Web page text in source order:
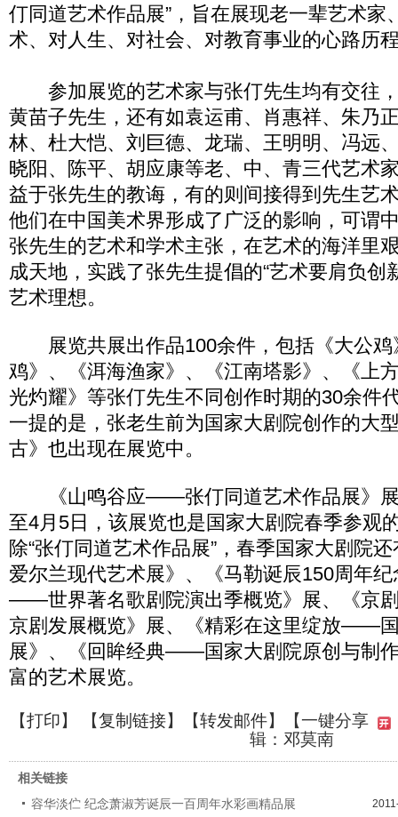
仃同道艺术作品展”，旨在展现老一辈艺术家
术、对人生、对社会、对教育事业的心路历
参加展览的艺术家与张仃先生均有交往
黄苗子先生，还有如袁运甫、肖惠祥、朱乃
林、杜大恺、刘巨德、龙瑞、王明明、冯远
晓阳、陈平、胡应康等老、中、青三代艺术
益于张先生的教诲，有的则间接得到先生艺
他们在中国美术界形成了广泛的影响，可谓
张先生的艺术和学术主张，在艺术的海洋里
成天地，实践了张先生提倡的“艺术要肩负创
艺术理想。
展览共展出作品100余件，包括《大公鸡
鸡》、《洱海渔家》、《江南塔影》、《上
光灼耀》等张仃先生不同创作时期的30余件
一提的是，张老生前为国家大剧院创作的大
古》也出现在展览中。
《山鸣谷应——张仃同道艺术作品展》展
至4月5日，该展览也是国家大剧院春季参观
除“张仃同道艺术作品展”，春季国家大剧院
爱尔兰现代艺术展》、《马勒诞辰150周年
——世界著名歌剧院演出季概览》展、《京
京剧发展概览》展、《精彩在这里绽放——
展》、《回眸经典——国家大剧院原创与制
富的艺术展览。
【打印】 【复制链接】【转发邮件】
【一键分享
辑：邓莫南
相关链接
容华淡伫 纪念萧淑芳诞辰一百周年水彩画精品展